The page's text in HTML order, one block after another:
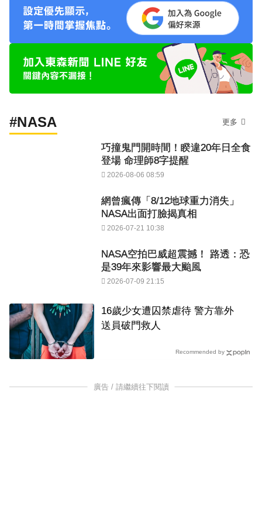
#NASA 更多
巧撞鬼門開時間！睽違20年日全食
登場 命理師8字提醒
2026-08-06 08:59
網曾瘋傳「8/12地球重力消失」
NASA出面打臉揭真相
2026-07-21 10:38
NASA空拍巴威超震撼！ 路透：恐
是39年來影響最大颱風
2026-07-09 21:15
16歲少女遭囚禁虐待 警方靠外
送員破門救人
Recommended by
廣告 / 請繼續往下閱讀